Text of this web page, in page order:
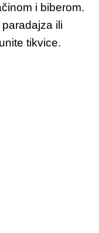
i biberom.
ili
tikvice.